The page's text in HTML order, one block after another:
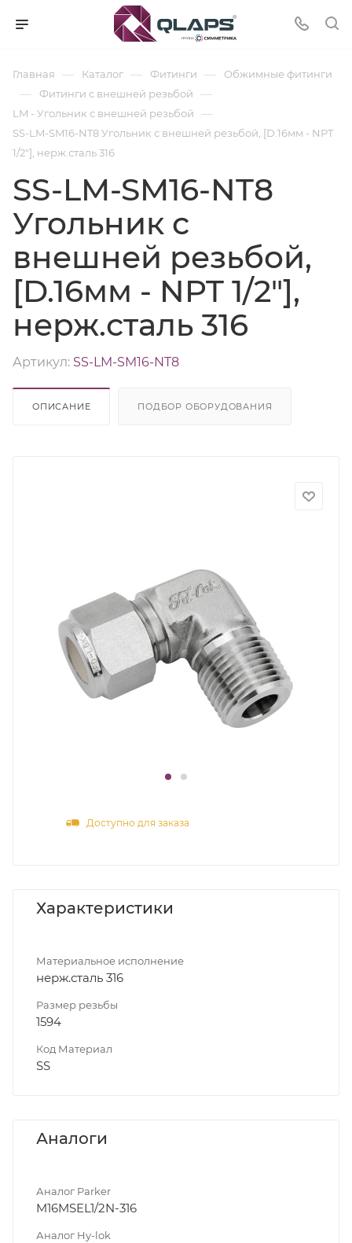
Главная — Каталог — Фитинги — Обжимные фитинги
— Фитинги с внешней резьбой —
LM - Угольник с внешней резьбой —
SS-LM-SM16-NT8 Угольник с внешней резьбой, [D.16мм - NPT
1/2"], нерж.сталь 316
SS-LM-SM16-NT8
Угольник с
внешней резьбой,
[D.16мм - NPT 1/2"],
нерж.сталь 316
Артикул: SS-LM-SM16-NT8
ОПИСАНИЕ ПОДБОР ОБОРУДОВАНИЯ
Доступно для заказа
Характеристики
Материальное исполнение
нерж.сталь 316
Размер резьбы
1594
Код Материал
SS
Аналоги
Аналог Parker
M16MSEL1/2N-316
Аналог Hy-lok